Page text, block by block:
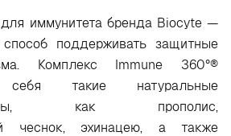
иммунитета бренда Biocyte —
поддерживать защитные
Комплекс Immune 360°®
такие натуральные
как прополис,
чеснок, эхинацею, а также